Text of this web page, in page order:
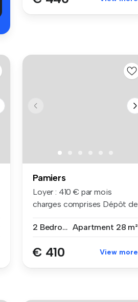
Pamiers
Loyer : 410 € par mois
charges comprises Dépôt de
2 Bedrooms Apartment 28 m²
€ 410 View more